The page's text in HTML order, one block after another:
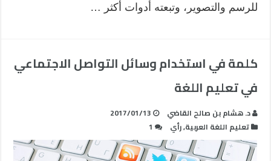
للرسم والتصوير، وتبعته أدوات أكثر …
كلمة في استخدام وسائل التواصل الاجتماعي
في تعليم اللغة
د. هشام بن صالح القاضي
2017/01/13
تعليم اللغة العربية,رأي 1